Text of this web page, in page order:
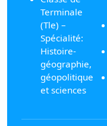
Terminale
(Tle) –
Spécialité:
Histoire-
géographie,
géopolitique
et sciences